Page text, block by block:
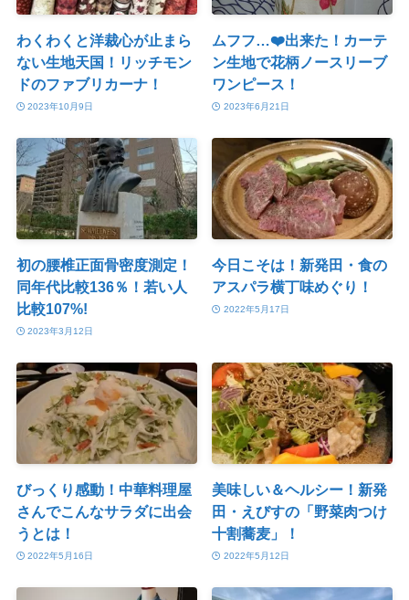
わくわくと洋裁心が止まら
ない生地天国！リッチモン
ドのファブリカーナ！
2023年10月9日
ムフフ…❤️出来た！カーテ
ン生地で花柄ノースリーブ
ワンピース！
2023年6月21日
初の腰椎正面骨密度測定！
同年代比較136％！若い人
比較107%!
2023年3月12日
今日こそは！新発田・食の
アスパラ横丁味めぐり！
2022年5月17日
びっくり感動！中華料理屋
さんでこんなサラダに出会
うとは！
2022年5月16日
美味しい＆ヘルシー！新発
田・えびすの「野菜肉つけ
十割蕎麦」！
2022年5月12日